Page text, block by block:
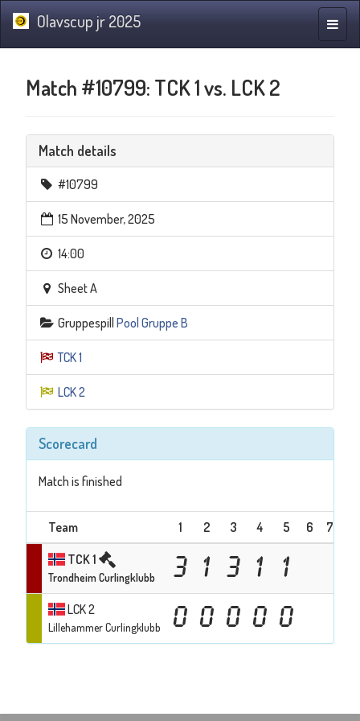
Toggle
Olavscup jr 2025
Match #10799: TCK 1 vs. LCK 2
Match details
#10799
15 November, 2025
14:00
Sheet A
Gruppespill Pool Gruppe B
TCK 1
LCK 2
Scorecard
Match is finished
Team 1 2 3 4 5 6 7
TCK 1
Trondheim Curlingklubb 3 1 3 1 1
LCK 2
Lillehammer Curlingklubb 0 0 0 0 0